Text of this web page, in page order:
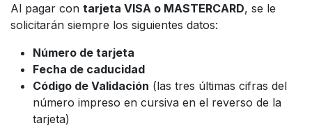
Al pagar con tarjeta VISA o MASTERCARD, se le
solicitarán siempre los siguientes datos:
Número de tarjeta
Fecha de caducidad
Código de Validación (las tres últimas cifras del
número impreso en cursiva en el reverso de la
tarjeta)